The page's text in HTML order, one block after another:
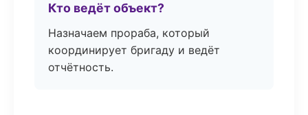
Кто ведёт объект?
Назначаем прораба, который
координирует бригаду и ведёт
отчётность.